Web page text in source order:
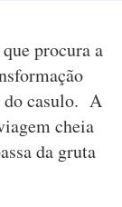
procura a
do casulo. A
cheia
da gruta